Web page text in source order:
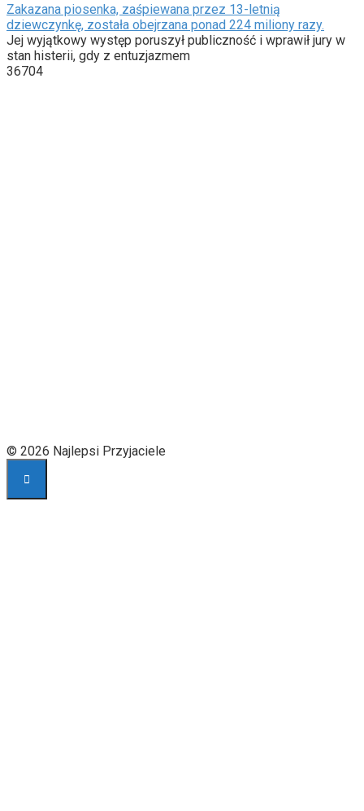
Zakazana piosenka, zaśpiewana przez 13-letnią
dziewczynkę, została obejrzana ponad 224 miliony razy.
Jej wyjątkowy występ poruszył publiczność i wprawił jury w
stan histerii, gdy z entuzjazmem
36704
© 2026 Najlepsi Przyjaciele